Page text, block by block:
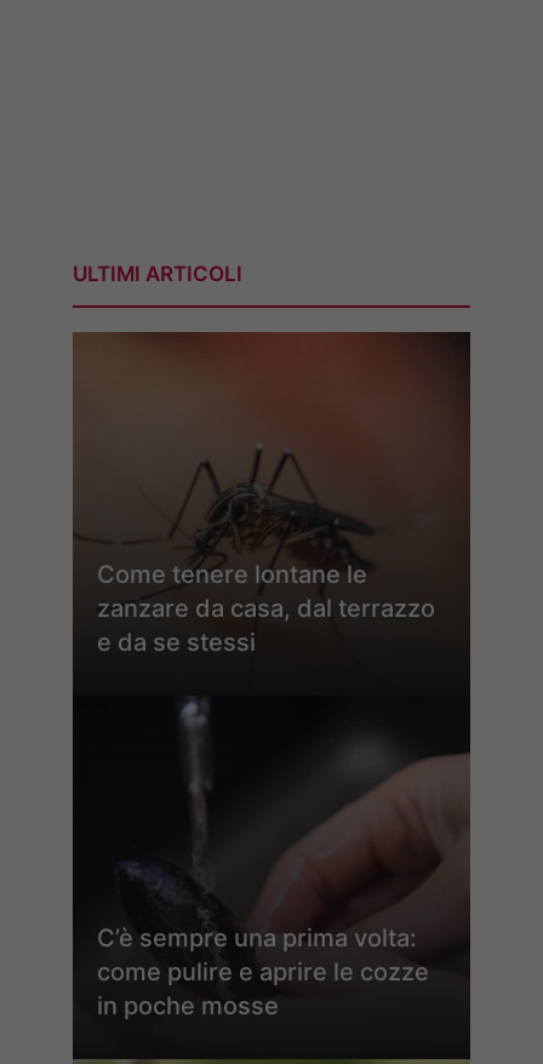
ULTIMI ARTICOLI
Come tenere lontane le
zanzare da casa, dal terrazzo
e da se stessi
C’è sempre una prima volta:
come pulire e aprire le cozze
in poche mosse